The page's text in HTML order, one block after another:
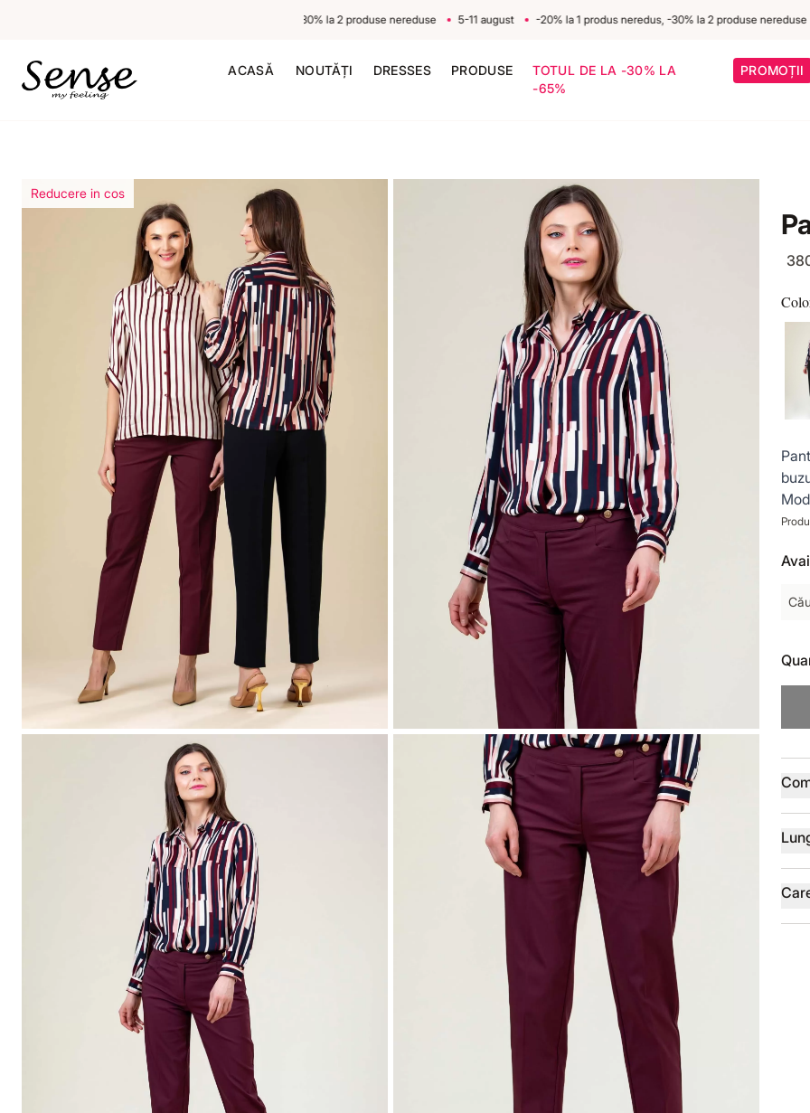
-20% la 1 produs neredus, -30% la 2 produse nereduse 5-11 august -20% la 1 produs neredus, -30% la 2 produse nereduse
ACASĂ NOUTĂȚI DRESSES PRODUSE
TOTUL DE LA -30% LA
-65%
PROMOȚII
Reducere in cos